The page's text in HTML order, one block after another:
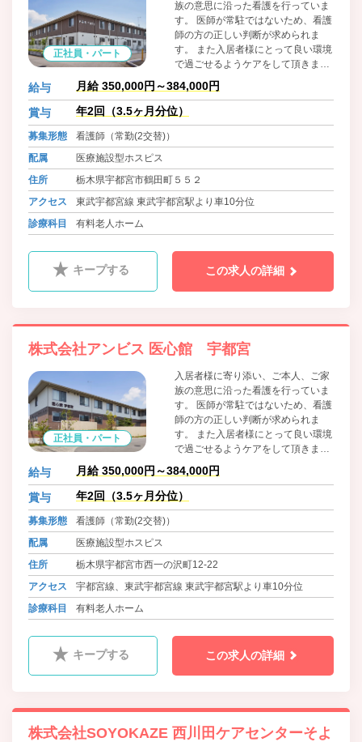
正社員・パート
族の意思に沿った看護を行っていま
す。 医師が常駐ではないため、看護
師の方の正しい判断が求められま
す。 また入居者様にとって良い環境
で過ごせるようケアをして頂きま
す。 非常にやりがいのある仕事で
す。 強い情熱と志のある方の応募を
お待ちしています。
給与 月給 350,000円～384,000円
賞与 年2回（3.5ヶ月分位）
募集形態
看護師（常勤(2交替)）
配属
医療施設型ホスピス
住所
栃木県宇都宮市鶴田町５５２
アクセス
東武宇都宮線 東武宇都宮駅より車10分位
診療科目
有料老人ホーム
キープする この求人の詳細
株式会社アンビス 医心館 宇都宮
正社員・パート
入居者様に寄り添い、ご本人、ご家
族の意思に沿った看護を行っていま
す。 医師が常駐ではないため、看護
師の方の正しい判断が求められま
す。 また入居者様にとって良い環境
で過ごせるようケアをして頂きま
す。 非常にやりがいのある仕事で
す。
給与 月給 350,000円～384,000円
賞与 年2回（3.5ヶ月分位）
募集形態
看護師（常勤(2交替)）
配属
医療施設型ホスピス
住所
栃木県宇都宮市西一の沢町12-22
アクセス
宇都宮線、東武宇都宮線 東武宇都宮駅より車10分位
診療科目
有料老人ホーム
キープする この求人の詳細
株式会社SOYOKAZE 西川田ケアセンターそよ